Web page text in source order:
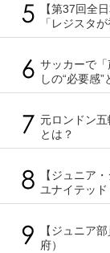
【第37回全
「レジスタ
サッカーで
しの“必要感”
元ロンドン
とは？
【ジュニア
ユナイテッド
【ジュニア
府）